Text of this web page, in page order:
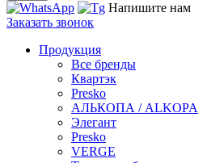
Напишите нам
Заказать звонок
Продукция
Все бренды
Квартэк
Presko
АЛЬКОПА / ALKOPA
Элегант
Presko
VERGE